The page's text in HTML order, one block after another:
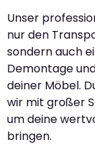
Unser
nur den
sondern auch
Demontage
deiner Möbel.
wir mit großer
um deine
bringen.